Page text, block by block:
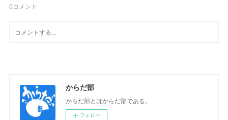
0コメント
からだ部
からだ部とはからだ部である。
フォロー